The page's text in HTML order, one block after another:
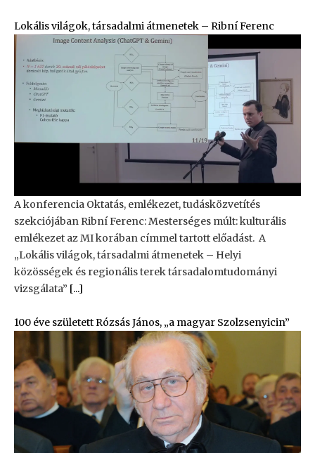
Lokális világok, társadalmi átmenetek – Ribní Ferenc
A konferencia Oktatás, emlékezet, tudásközvetítés
szekciójában Ribní Ferenc: Mesterséges múlt: kulturális
emlékezet az MI korában címmel tartott előadást. A
„Lokális világok, társadalmi átmenetek – Helyi
közösségek és regionális terek társadalomtudományi
vizsgálata” [...]
100 éve született Rózsás János, „a magyar Szolzsenyicin”